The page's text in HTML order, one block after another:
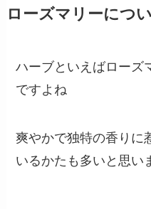
ローズマリーにつ
ハーブといえばローズ
ですよね
爽やかで独特の香りに
いるかたも多いと思い